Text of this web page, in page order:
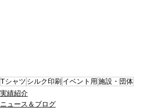
Tシャツ シルク印刷 イベント用 施設・団体
実績紹介
ニュース＆ブログ